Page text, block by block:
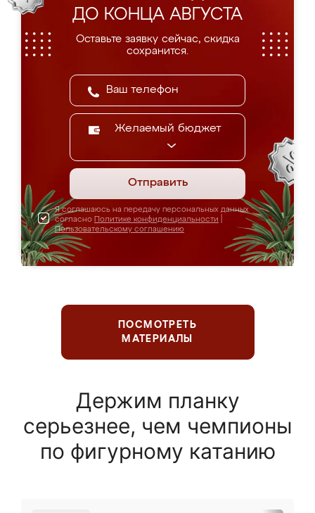
ДО КОНЦА АВГУСТА
Оставьте заявку сейчас, скидка
сохранится.
Желаемый бюджет
Отправить
Я соглашаюсь на передачу персональных данных
согласно Политике конфиденциальности
Пользовательскому соглашению
ПОСМОТРЕТЬ
МАТЕРИАЛЫ
Держим планку
серьезнее, чем чемпионы
по фигурному катанию